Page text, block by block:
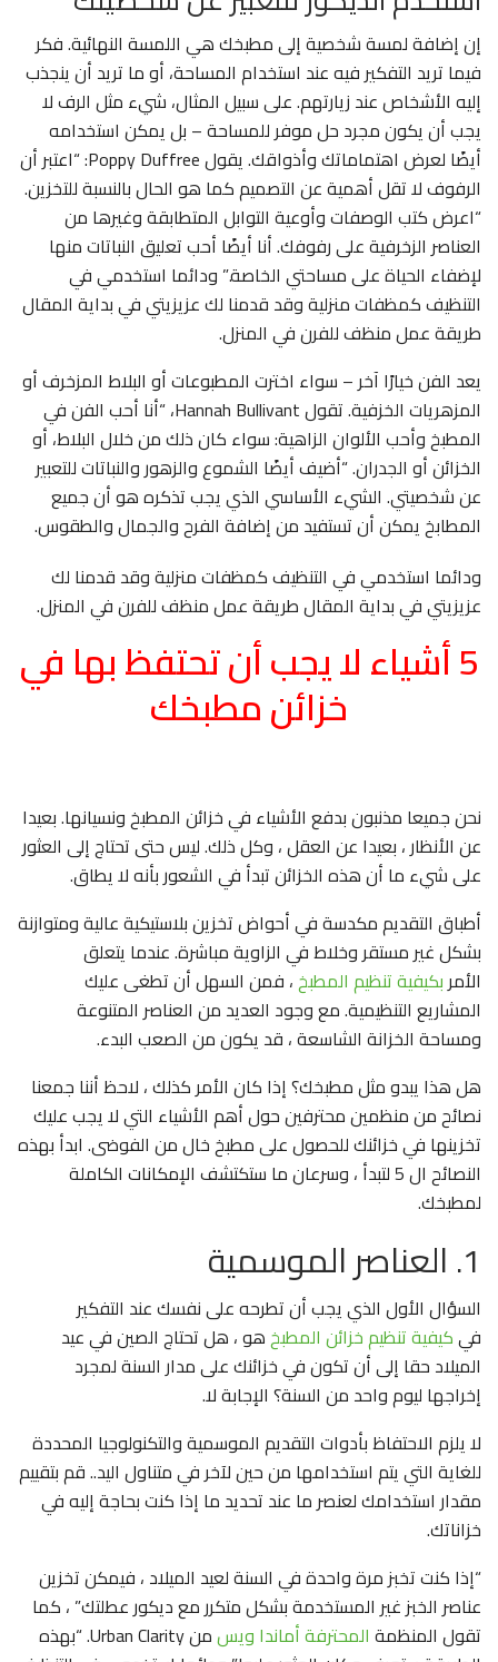
إن إضافة لمسة شخصية إلى مطبخك هي اللمسة النهائية. فكر
فيما تريد التفكير فيه عند استخدام المساحة، أو ما تريد أن ينجذب
إليه الأشخاص عند زيارتهم. على سبيل المثال، شيء مثل الرف لا
يجب أن يكون مجرد حل موفر للمساحة – بل يمكن استخدامه
أيضًا لعرض اهتماماتك وأذواقك. يقول Poppy Duffree: “اعتبر أن
الرفوف لا تقل أهمية عن التصميم كما هو الحال بالنسبة للتخزين.
“اعرض كتب الوصفات وأوعية التوابل المتطابقة وغيرها من
العناصر الزخرفية على رفوفك. أنا أيضًا أحب تعليق النباتات منها
لإضفاء الحياة على مساحتي الخاصة.” ودائما استخدمي في
التنظيف كمظفات منزلية وقد قدمنا لك عزيزيتي في بداية المقال
طريقة عمل منظف للفرن في المنزل.
يعد الفن خيارًا آخر – سواء اخترت المطبوعات أو البلاط المزخرف أو
المزهريات الخزفية. تقول Hannah Bullivant، “أنا أحب الفن في
المطبخ وأحب الألوان الزاهية: سواء كان ذلك من خلال البلاط، أو
الخزائن أو الجدران. “أضيف أيضًا الشموع والزهور والنباتات للتعبير
عن شخصيتي. الشيء الأساسي الذي يجب تذكره هو أن جميع
المطابخ يمكن أن تستفيد من إضافة الفرح والجمال والطقوس.
ودائما استخدمي في التنظيف كمظفات منزلية وقد قدمنا لك
عزيزيتي في بداية المقال طريقة عمل منظف للفرن في المنزل.
5 أشياء لا يجب أن تحتفظ بها في
خزائن مطبخك
نحن جميعا مذنبون بدفع الأشياء في خزائن المطبخ ونسيانها. بعيدا
عن الأنظار ، بعيدا عن العقل ، وكل ذلك. ليس حتى تحتاج إلى العثور
على شيء ما أن هذه الخزائن تبدأ في الشعور بأنه لا يطاق.
أطباق التقديم مكدسة في أحواض تخزين بلاستيكية عالية ومتوازنة
بشكل غير مستقر وخلاط في الزاوية مباشرة. عندما يتعلق
الأمربكيفية تنظيم المطبخ، فمن السهل أن تطغى عليك
المشاريع التنظيمية. مع وجود العديد من العناصر المتنوعة
ومساحة الخزانة الشاسعة ، قد يكون من الصعب البدء.
هل هذا يبدو مثل مطبخك؟ إذا كان الأمر كذلك ، لاحظ أننا جمعنا
نصائح من منظمين محترفين حول أهم الأشياء التي لا يجب عليك
تخزينها في خزائنك للحصول على مطبخ خال من الفوضى. ابدأ بهذه
النصائح ال 5 لتبدأ ، وسرعان ما ستكتشف الإمكانات الكاملة
لمطبخك.
1. العناصر الموسمية
السؤال الأول الذي يجب أن تطرحه على نفسك عند التفكير
فيكيفية تنظيم خزائن المطبخهو ، هل تحتاج الصين في عيد
الميلاد حقا إلى أن تكون في خزائنك على مدار السنة لمجرد
إخراجها ليوم واحد من السنة؟ الإجابة لا.
لا يلزم الاحتفاظ بأدوات التقديم الموسمية والتكنولوجيا المحددة
للغاية التي يتم استخدامها من حين لآخر في متناول اليد.. قم بتقييم
مقدار استخدامك لعنصر ما عند تحديد ما إذا كنت بحاجة إليه في
خزاناتك.
“إذا كنت تخبز مرة واحدة في السنة لعيد الميلاد ، فيمكن تخزين
عناصر الخبز غير المستخدمة بشكل متكرر مع ديكور عطلتك” ، كما
تقول المنظمة المحترفة أماندا ويس
من Urban Clarity. “بهذه